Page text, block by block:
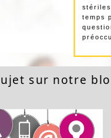
Moins
temps
sur notre